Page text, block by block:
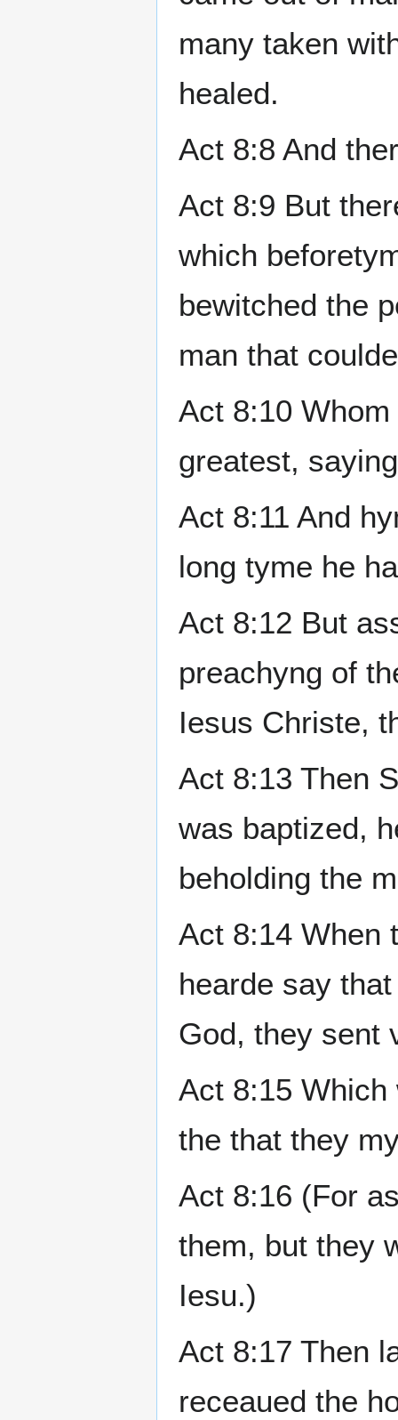
many taken
healed.
Act 8:8 And
Act 8:9 But
which
bewitched the
man that
Act 8:10
greatest,
Act 8:11 And
long tyme he
Act 8:12 But
preachyng of
Iesus Christe,
Act 8:13 Then
was baptized,
beholding the
Act 8:14 When
hearde say
God, they sent
Act 8:15 Which
the that they
Act 8:16 (For
them, but they
Iesu.)
Act 8:17 Then
receaued the